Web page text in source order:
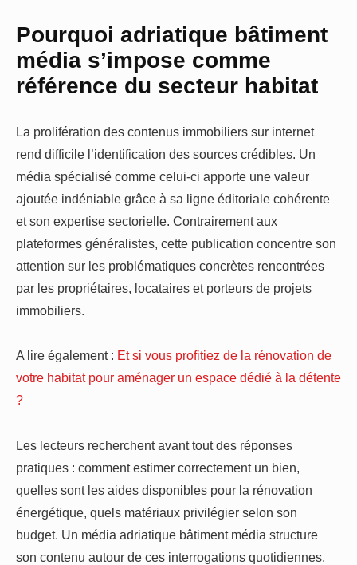
Pourquoi adriatique bâtiment
média s’impose comme
référence du secteur habitat
La prolifération des contenus immobiliers sur internet
rend difficile l’identification des sources crédibles. Un
média spécialisé comme celui-ci apporte une valeur
ajoutée indéniable grâce à sa ligne éditoriale cohérente
et son expertise sectorielle. Contrairement aux
plateformes généralistes, cette publication concentre son
attention sur les problématiques concrètes rencontrées
par les propriétaires, locataires et porteurs de projets
immobiliers.
A lire également : Et si vous profitiez de la rénovation de
votre habitat pour aménager un espace dédié à la détente
?
Les lecteurs recherchent avant tout des réponses
pratiques : comment estimer correctement un bien,
quelles sont les aides disponibles pour la rénovation
énergétique, quels matériaux privilégier selon son
budget. Un média adriatique bâtiment média structure
son contenu autour de ces interrogations quotidiennes,